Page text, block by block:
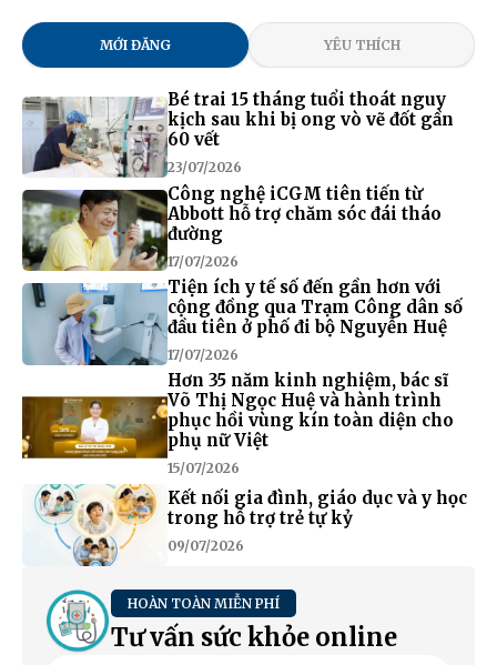
MỚI ĐĂNG YÊU THÍCH
Bé trai 15 tháng tuổi thoát nguy
kịch sau khi bị ong vò vẽ đốt gần
60 vết
23/07/2026
Công nghệ iCGM tiên tiến từ
Abbott hỗ trợ chăm sóc đái tháo
đường
17/07/2026
Tiện ích y tế số đến gần hơn với
cộng đồng qua Trạm Công dân số
đầu tiên ở phố đi bộ Nguyễn Huệ
17/07/2026
Hơn 35 năm kinh nghiệm, bác sĩ
Võ Thị Ngọc Huệ và hành trình
phục hồi vùng kín toàn diện cho
phụ nữ Việt
15/07/2026
Kết nối gia đình, giáo dục và y học
trong hỗ trợ trẻ tự kỷ
09/07/2026
HOÀN TOÀN MIỄN PHÍ
Tư vấn sức khỏe online